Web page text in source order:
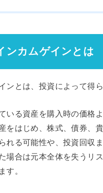
ンカムゲインとは
ンとは、投資によって得
いる資産を購入時の価格
をはじめ、株式、債券、
れる可能性や、投資回収
場合は元本全体を失うリ
す。